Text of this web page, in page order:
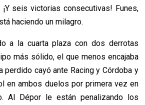
seis victorias consecutivas! Funes,
haciendo un milagro.
a la cuarta plaza con dos derrotas
más sólido, el que menos encajaba
perdido cayó ante Racing y Córdoba y
en ambos duelos por primera vez en
Al Dépor le están penalizando los